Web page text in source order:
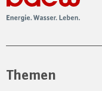
Themen